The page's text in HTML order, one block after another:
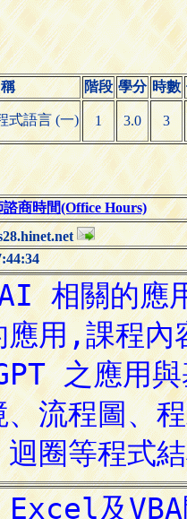
階段 學分 時數
式語言 (一) 1 3.0 3
諮商時間(Office Hours)